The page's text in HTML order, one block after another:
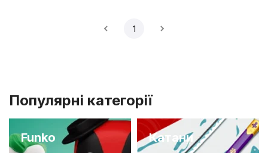
1
Популярні категорії
Funko Катани